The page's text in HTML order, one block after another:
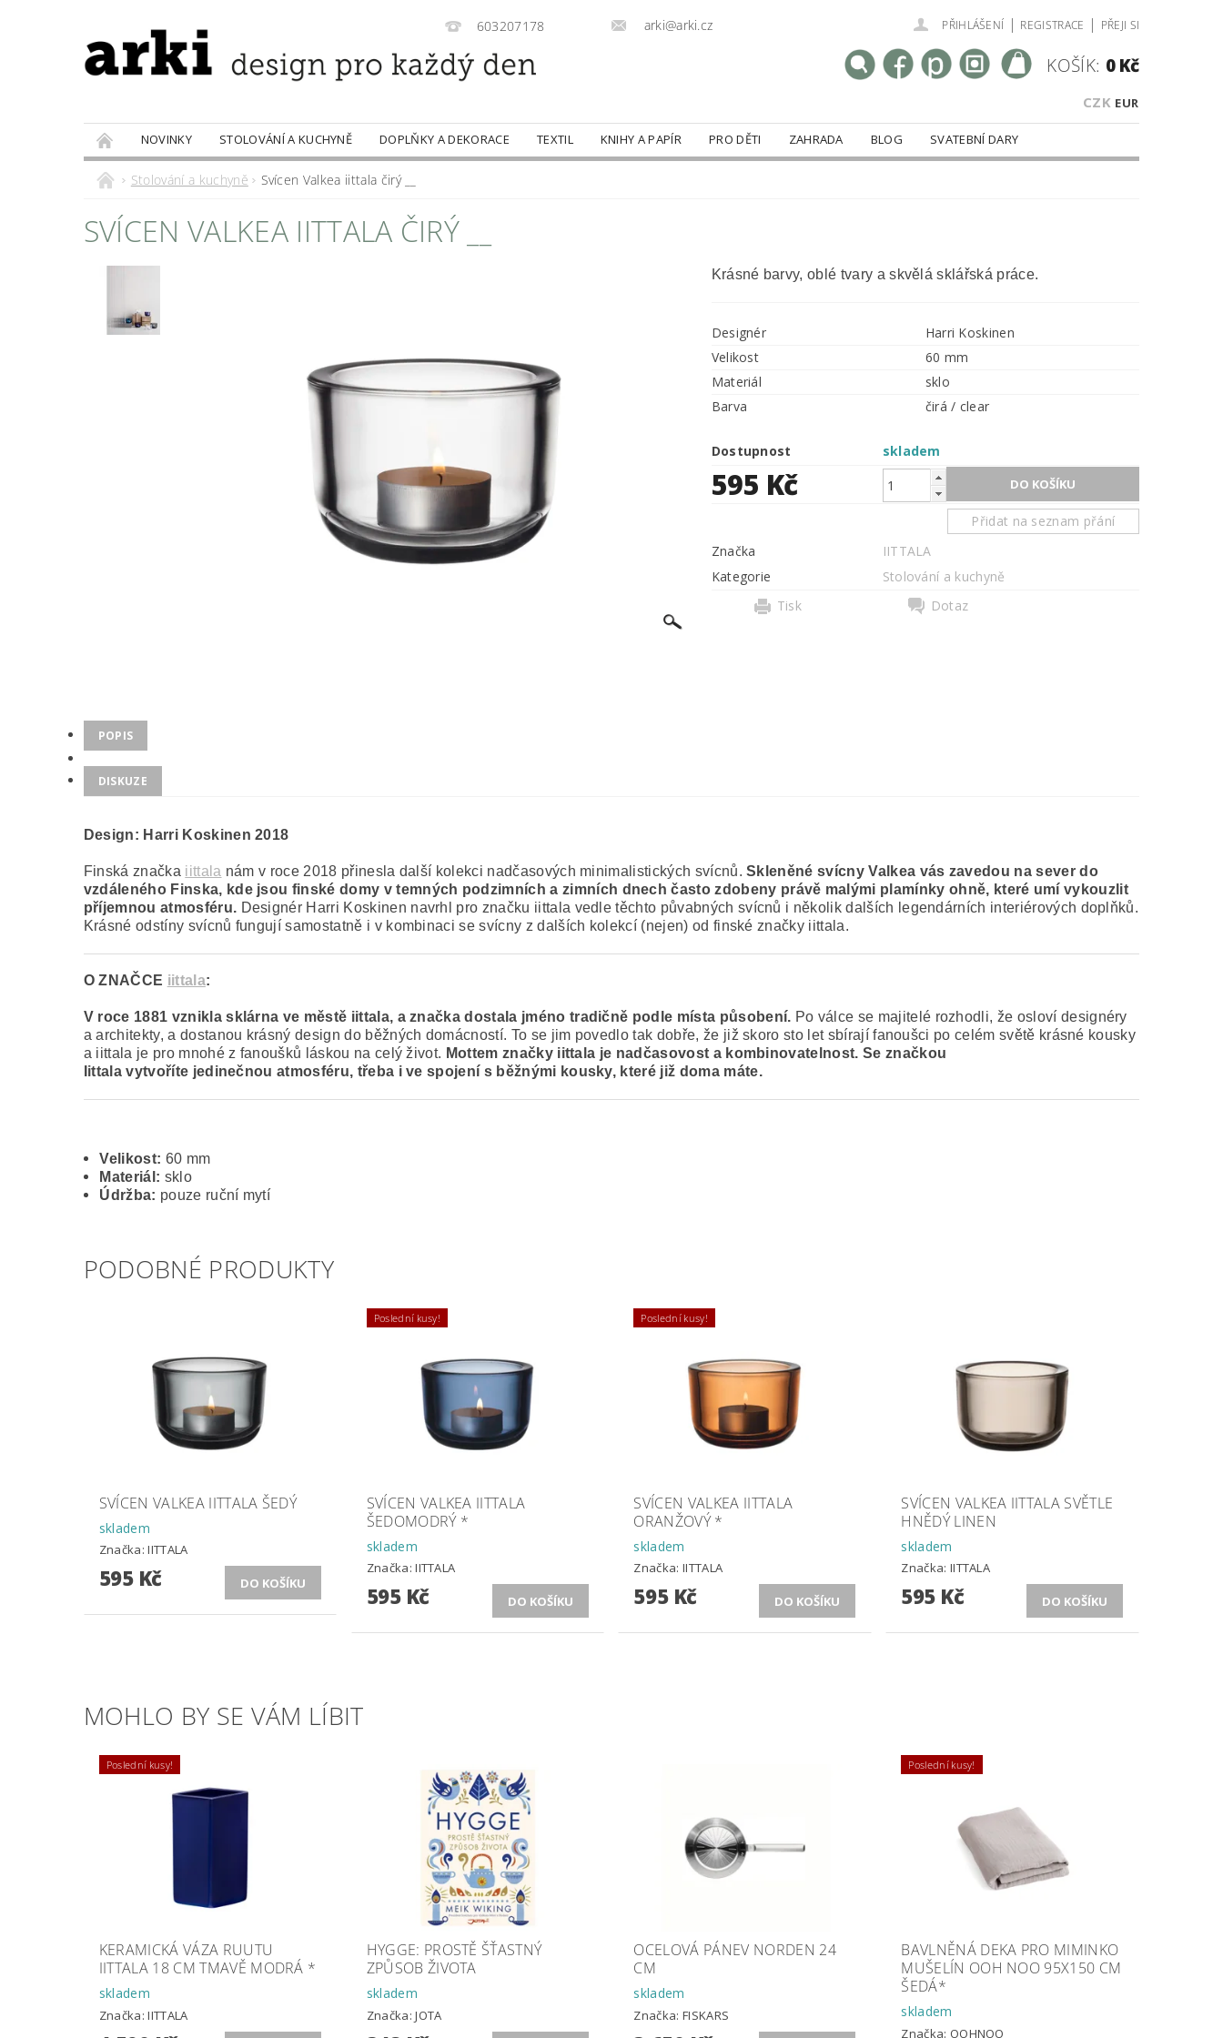
603207178 arki@arki.cz PŘIHLÁŠENÍ | REGISTRACE | PŘEJI SI
CZK EUR
KOŠÍK: 0 Kč
NOVINKY STOLOVÁNÍ A KUCHYNĚ DOPLŇKY A DEKORACE TEXTIL KNIHY A PAPÍR PRO DĚTI ZAHRADA BLOG
SVATEBNÍ DARY
PRODÁVANÉ ZNAČKY
DOBROTY
Stolování a kuchyně Svícen Valkea iittala čirý __
SVÍCEN VALKEA IITTALA ČIRÝ __
Krásné barvy, oblé tvary a skvělá sklářská práce.
Designér
Harri Koskinen
Velikost
60 mm
Materiál
sklo
Barva
čirá / clear
Dostupnost skladem
595 Kč
Přidat na seznam přání
Značka
IITTALA
Kategorie
Stolování a kuchyně
Tisk
Dotaz
POPIS
DISKUZE
Design: Harri Koskinen 2018
Finská značka iittala nám v roce 2018 přinesla další kolekci nadčasových minimalistických svícnů.Skleněné svícny Valkea vás zavedou na sever do
vzdáleného Finska, kde jsou finské domy v temných podzimních a zimních dnech často zdobeny právě malými plamínky ohně, které umí vykouzlit
příjemnou atmosféru. Designér Harri Koskinen navrhl pro značku iittala vedle těchto půvabných svícnů i několik dalších legendárních interiérových doplňků.
Krásné odstíny svícnů fungují samostatně i v kombinaci se svícny z dalších kolekcí (nejen) od finské značky iittala.
O ZNAČCE iittala:
V roce 1881 vznikla sklárna ve městě iittala, a značka dostala jméno tradičně podle místa působení. Po válce se majitelé rozhodli, že osloví designéry
a architekty, a dostanou krásný design do běžných domácností. To se jim povedlo tak dobře, že již skoro sto let sbírají fanoušci po celém světě krásné kousky
a iittala je pro mnohé z fanoušků láskou na celý život. Mottem značky iittala je nadčasovost a kombinovatelnost. Se značkou
Iittala vytvoříte jedinečnou atmosféru, třeba i ve spojení s běžnými kousky, které již doma máte.
Velikost: 60 mm
Materiál: sklo
Údržba: pouze ruční mytí
PODOBNÉ PRODUKTY
SVÍCEN VALKEA IITTALA ŠEDÝ
skladem
Značka:IITTALA
595 Kč
Poslední kusy!
SVÍCEN VALKEA IITTALA
ŠEDOMODRÝ *
skladem
Značka:IITTALA
595 Kč
Poslední kusy!
SVÍCEN VALKEA IITTALA
ORANŽOVÝ *
skladem
Značka:IITTALA
595 Kč
SVÍCEN VALKEA IITTALA SVĚTLE
HNĚDÝ LINEN
skladem
Značka: IITTALA
595 Kč
MOHLO BY SE VÁM LÍBIT
Poslední kusy!
KERAMICKÁ VÁZA RUUTU
IITTALA 18 CM TMAVĚ MODRÁ *
skladem
Značka:IITTALA
HYGGE: PROSTĚ ŠŤASTNÝ
ZPŮSOB ŽIVOTA
skladem
Značka:JOTA
OCELOVÁ PÁNEV NORDEN 24
CM
skladem
Značka:FISKARS
Poslední kusy!
BAVLNĚNÁ DEKA PRO MIMINKO
MUŠELÍN OOH NOO 95X150 CM
ŠEDÁ*
skladem
Značka: OOHNOO